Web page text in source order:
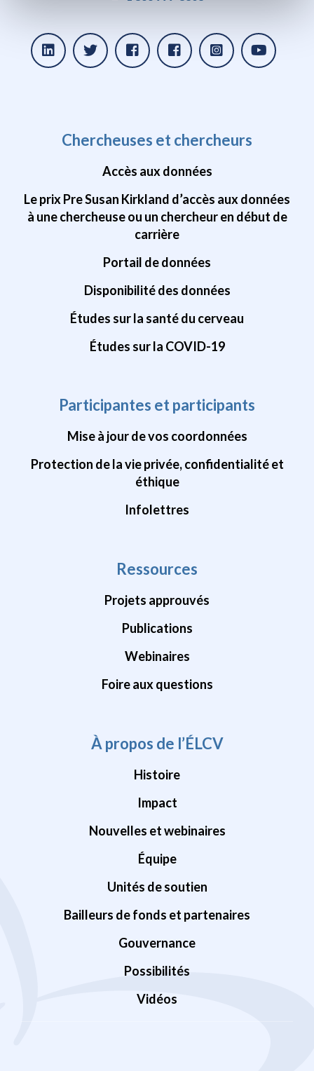
Chercheuses et chercheurs
Accès aux données
Le prix Pre Susan Kirkland d’accès aux données
à une chercheuse ou un chercheur en début de
carrière
Portail de données
Disponibilité des données
Études sur la santé du cerveau
Études sur la COVID-19
Participantes et participants
Mise à jour de vos coordonnées
Protection de la vie privée, confidentialité et
éthique
Infolettres
Ressources
Projets approuvés
Publications
Webinaires
Foire aux questions
À propos de l’ÉLCV
Histoire
Impact
Nouvelles et webinaires
Équipe
Unités de soutien
Bailleurs de fonds et partenaires
Gouvernance
Possibilités
Vidéos